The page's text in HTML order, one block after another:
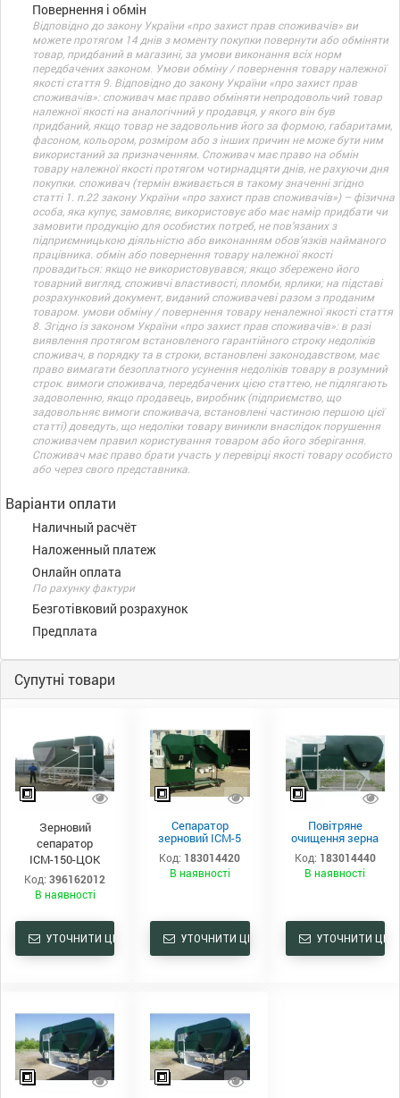
Повернення і обмін
Відповідно до закону України «про захист прав споживачів» ви
можете протягом 14 днів з моменту покупки повернути або обміняти
товар, придбаний в магазині, за умови виконання всіх норм
передбачених законом. Умови обміну / повернення товару належної
якості стаття 9. Відповідно до закону України «про захист прав
споживачів»: споживач має право обміняти непродовольчий товар
належної якості на аналогічний у продавця, у якого він був
придбаний, якщо товар не задовольнив його за формою, габаритами,
фасоном, кольором, розміром або з інших причин не може бути ним
використаний за призначенням. Споживач має право на обмін
товару належної якості протягом чотирнадцяти днів, не рахуючи дня
покупки. споживач (термін вживається в такому значенні згідно
статті 1. п.22 закону України «про захист прав споживачів») – фізична
особа, яка купує, замовляє, використовує або має намір придбати чи
замовити продукцію для особистих потреб, не пов’язаних з
підприємницькою діяльністю або виконанням обов’язків найманого
працівника. обмін або повернення товару належної якості
провадиться: якщо не використовувався; якщо збережено його
товарний вигляд, споживчі властивості, пломби, ярлики; на підставі
розрахунковий документ, виданий споживачеві разом з проданим
товаром. умови обміну / повернення товару неналежної якості стаття
8. Згідно із законом України «про захист прав споживачів»: в разі
виявлення протягом встановленого гарантійного строку недоліків
споживач, в порядку та в строки, встановлені законодавством, має
право вимагати безоплатного усунення недоліків товару в розумний
строк. вимоги споживача, передбачених цією статтею, не підлягають
задоволенню, якщо продавець, виробник (підприємство, що
задовольняє вимоги споживача, встановлені частиною першою цієї
статті) доведуть, що недоліки товару виникли внаслідок порушення
споживачем правил користування товаром або його зберігання.
Споживач має право брати участь у перевірці якості товару особисто
або через свого представника.
Варіанти оплати
Наличный расчёт
Наложенный платеж
Онлайн оплата
По рахунку фактури
Безготівковий розрахунок
Предплата
Супутні товари
Зерновий
сепаратор
ІСМ-150-ЦОК
Код: 396162012
В наявності
УТОЧНИТИ ЦІНУ
Сепаратор
зерновий ІСМ-5
ЦОК
Код: 183014420
В наявності
УТОЧНИТИ ЦІНУ
Повітряне
очищення зерна
ІСМ-20 ЦОК
Код: 183014440
В наявності
УТОЧНИТИ ЦІНУ